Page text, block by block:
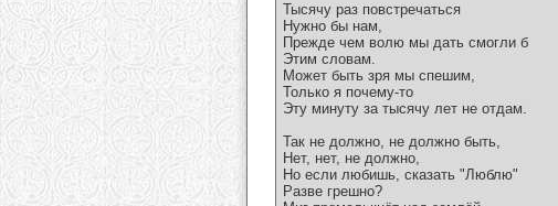
Тысячу раз повстречаться
Нужно бы нам,
Прежде чем волю мы дать смогли б
Этим словам.
Может быть зря мы спешим,
Только я почему-то
Эту минуту за тысячу лет не отдам.
Так не должно, не должно быть,
Нет, нет, не должно,
Но если любишь, сказать "Люблю"
Разве грешно?